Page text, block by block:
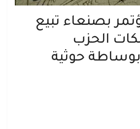
بصنعاء تبيع
الحزب
حوثية